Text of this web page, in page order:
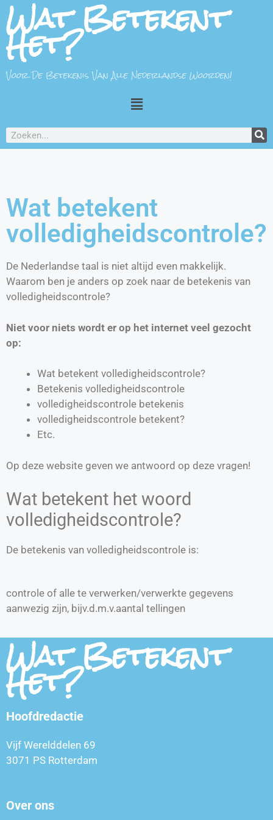
Wat Betekent
Het?
Voor De Betekenis Van Alle Nederlandse Woorden!
Wat betekent
volledigheidscontrole?
De Nederlandse taal is niet altijd even makkelijk.
Waarom ben je anders op zoek naar de betekenis van
volledigheidscontrole?
Niet voor niets wordt er op het internet veel gezocht
op:
Wat betekent volledigheidscontrole?
Betekenis volledigheidscontrole
volledigheidscontrole betekenis
volledigheidscontrole betekent?
Etc.
Op deze website geven we antwoord op deze vragen!
Wat betekent het woord
volledigheidscontrole?
De betekenis van volledigheidscontrole is:
controle of alle te verwerken/verwerkte gegevens
aanwezig zijn, bijv.d.m.v.aantal tellingen
Wat Betekent
Het?
Hoofdredactie
Vijf Werelddelen 69
3071 PS Rotterdam
Over ons